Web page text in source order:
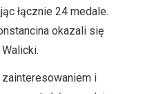
łącznie 24 medale.
okazali się
i